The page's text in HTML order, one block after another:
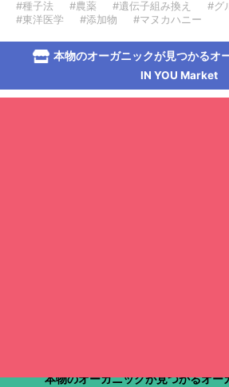
#種子法 #農薬 #遺伝子組み換え
#グ
#東洋医学
#添加物 #マヌカハニー
本物のオーガニックが見つかるオ
IN YOU Market
本物のオーガニックが見つかるオー